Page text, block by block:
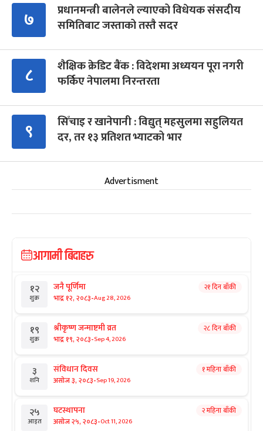
७
प्रधानमन्त्री बालेनले ल्याएको विधेयक संसदीय
समितिबाट जस्ताको तस्तै सदर
८
शैक्षिक क्रेडिट बैंक : विदेशमा अध्ययन पूरा नगरी
फर्किए नेपालमा निरन्तरता
९
सिँचाइ र खानेपानी : विद्युत् महसुलमा सहुलियत
दर, तर १३ प्रतिशत भ्याटको भार
Advertisment
आगामी बिदाहरु
१२
शुक्र
जनै पूर्णिमा
भाद्र १२, २०८३-Aug 28, 2026
२१ दिन बाँकी
१९
शुक्र
श्रीकृष्ण जन्माष्टमी व्रत
भाद्र १९, २०८३-Sep 4, 2026
२८ दिन बाँकी
३
शनि
संविधान दिवस
असोज ३, २०८३-Sep 19, 2026
१ महिना बाँकी
२५
आइत
घटस्थापना
असोज २५, २०८३-Oct 11, 2026
२ महिना बाँकी